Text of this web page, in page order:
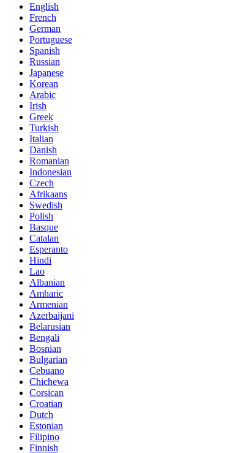
English
French
German
Portuguese
Spanish
Russian
Japanese
Korean
Arabic
Irish
Greek
Turkish
Italian
Danish
Romanian
Indonesian
Czech
Afrikaans
Swedish
Polish
Basque
Catalan
Esperanto
Hindi
Lao
Albanian
Amharic
Armenian
Azerbaijani
Belarusian
Bengali
Bosnian
Bulgarian
Cebuano
Chichewa
Corsican
Croatian
Dutch
Estonian
Filipino
Finnish